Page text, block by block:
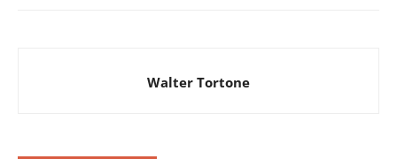
Walter Tortone